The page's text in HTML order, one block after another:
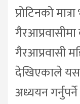
प्रोटिनको
गैरआप्रवासी
देखिएकाले
अध्ययन